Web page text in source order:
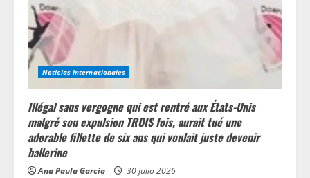
Noticias Internacionales
Illégal sans vergogne qui est rentré aux États-Unis
malgré son expulsion TROIS fois, aurait tué une
adorable fillette de six ans qui voulait juste devenir
ballerine
Ana Paula García 30 julio 2026